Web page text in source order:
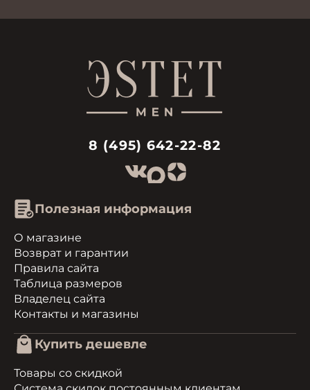
8 (495) 642-22-82
Полезная информация
О магазине
Возврат и гарантии
Правила сайта
Таблица размеров
Владелец сайта
Контакты и магазины
Купить дешевле
Товары со скидкой